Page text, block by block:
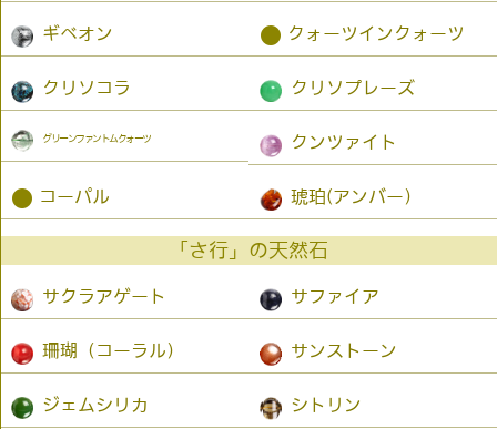
ギベオン ● クォーツインクォーツ
クリソコラ クリソプレーズ
グリーンファントムクォーツ クンツァイト
● コーパル 琥珀(アンバー）
「さ行」の天然石
サクラアゲート サファイア
珊瑚（コーラル） サンストーン
ジェムシリカ シトリン